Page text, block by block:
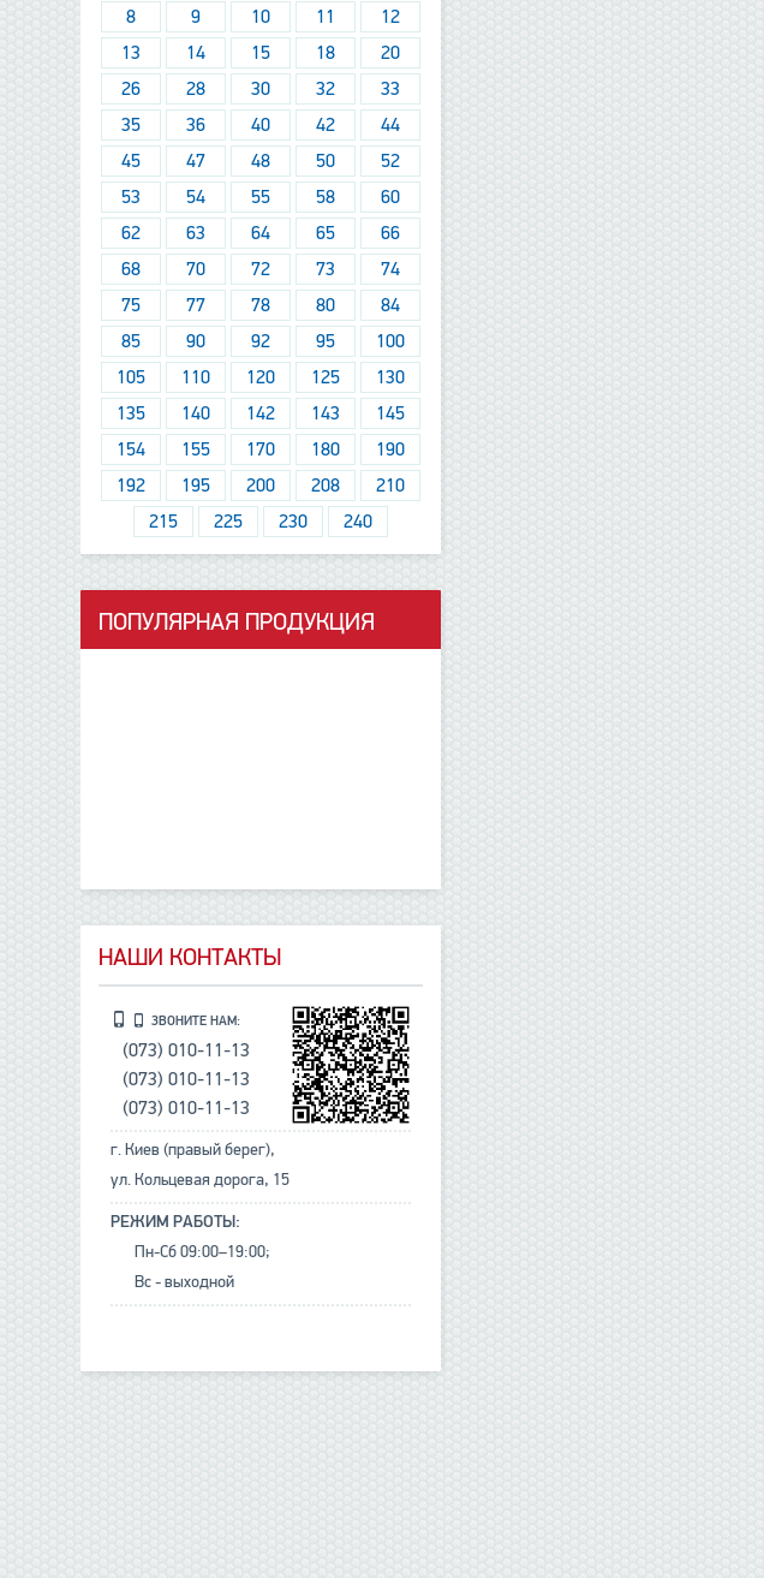
8
9 10 11
12
13
14 15 18
20
26
28 30 32
33
35
36 40 42
44
45
47 48 50
52
53
54 55 58
60
62
63 64 65
66
68
70 72 73
74
75
77 78 80
84
85
90 92 95
100
105
110 120 125
130
135
140 142 143
145
154
155 170 180
190
192
195 200 208
210
215
225 230 240
ПОПУЛЯРНАЯ ПРОДУКЦИЯ
НАШИ КОНТАКТЫ
ЗВОНИТЕ НАМ:
(073) 010-11-13
(073) 010-11-13
(073) 010-11-13
г. Киев (правый берег),
ул. Кольцевая дорога, 15
РЕЖИМ РАБОТЫ:
Пн-Сб 09:00–19:00;
Вс - выходной